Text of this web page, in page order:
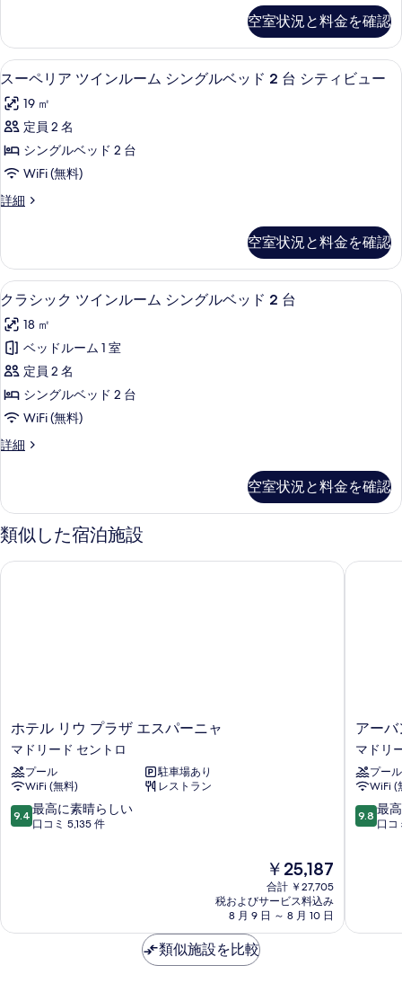
ュ
ー
の
す
べ
て
の
写
を
表
示
す
る
ビ
ュ
ー
の
詳
細
の
す
べ
て
の
写
真
を
す
る
ス
ル
ー
(Family)
の
細
空室状況と料金を確認
ス
ー
ペ
リ
ア
ツ
イ
ル
ー
ム
シ
ン
グ
ル
ベ
ッ
台
シ
テ
べ
て
の
写
真
る
スーペリア ツインルーム シングル
4
スーペリア ツインルーム シングルベッド 2 台 シティビュー
19 ㎡
定員 2 名
シングルベッド 2 台
WiFi (無料)
詳細
ス
ア
ツ
イ
ル
ー
シ
ン
グ
ル
ベ
台
シ
テ
ビ
空室状況と料金を確認
ク
ラ
シ
ッ
ク
ツ
イ
ン
ー
ム
シ
ン
台
の
す
べ
て
を
羽毛の掛け布団、ミニバー、セーフ
4
クラシック ツインルーム シングルベッド 2 台
18 ㎡
ベッドルーム 1 室
定員 2 名
シングルベッド 2 台
WiFi (無料)
詳細
ク
ク
ツ
イ
ル
詳
空室状況と料金を確認
類似した宿泊施設
ホ
テ
ル
リ
ウ
プ
ラ
ャ
ホテル リウ プラザ エスパーニャ
マドリード セントロ
プール
駐車場あり
WiFi (無料)
レストラン
10
段
素
9.4 最高に素晴らしい
口コミ 5,135 件
現
在
の
料
金
￥25,187
合計 ￥27,705
税およびサービス料込み
8 月 9 日 ～ 8 月 10 日
ホテル リウ プラザ エスパーニャ
ア
ー
バ
ン
ハ
イ
ブ
ド
アー
マドリ
プール
WiFi (
10
段
素
9.8 最
口コ
アーバ
類似施設を比較